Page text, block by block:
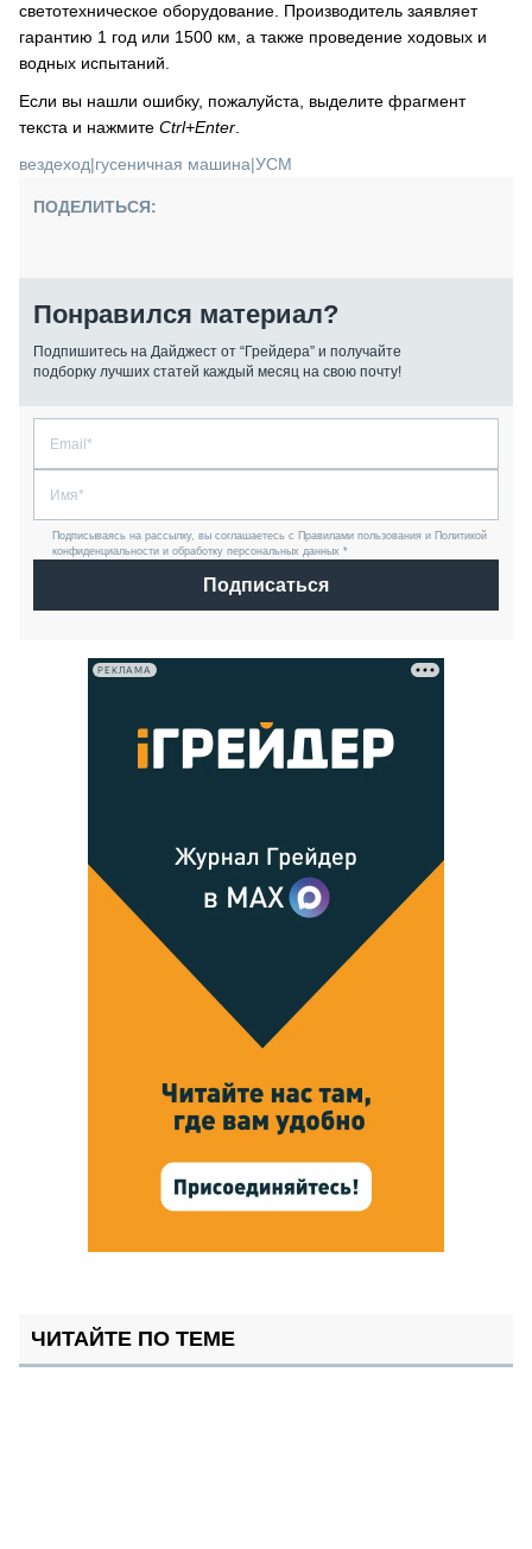
светотехническое оборудование. Производитель заявляет
гарантию 1 год или 1500 км, а также проведение ходовых и
водных испытаний.
Если вы нашли ошибку, пожалуйста, выделите фрагмент
текста и нажмите Ctrl+Enter
вездеход|гусеничная машина|УСМ
ПОДЕЛИТЬСЯ:
Понравился материал?
Подпишитесь на Дайджест от “Грейдера” и получайте
подборку лучших статей каждый месяц на свою почту!
Подписываясь на рассылку, вы соглашаетесь с Правилами пользования и Политикой
конфиденциальности и обработку персональных данных *
Подписаться
РЕКЛАМА
ЧИТАЙТЕ ПО ТЕМЕ